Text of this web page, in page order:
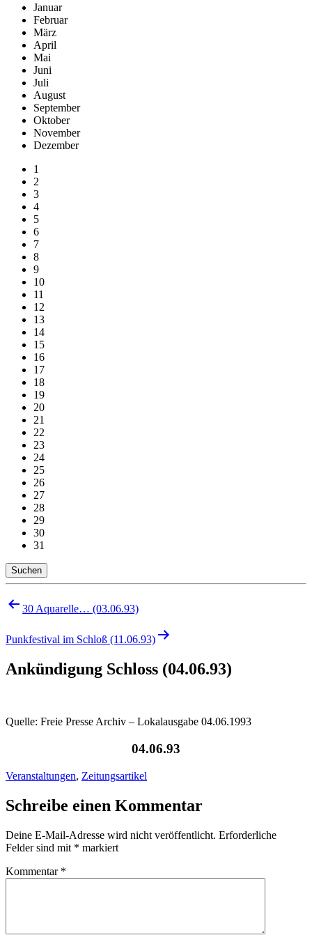
Januar
Februar
März
April
Mai
Juni
Juli
August
September
Oktober
November
Dezember
1
2
3
4
5
6
7
8
9
10
11
12
13
14
15
16
17
18
19
20
21
22
23
24
25
26
27
28
29
30
31
Suchen
Beitragsnavigation
30 Aquarelle… (03.06.93)
Punkfestival im Schloß (11.06.93)
Ankündigung Schloss (04.06.93)
Quelle: Freie Presse Archiv – Lokalausgabe 04.06.1993
04.06.93
Veranstaltungen, Zeitungsartikel
Schreibe einen Kommentar
Deine E-Mail-Adresse wird nicht veröffentlicht. Erforderliche
Felder sind mit * markiert
Kommentar *